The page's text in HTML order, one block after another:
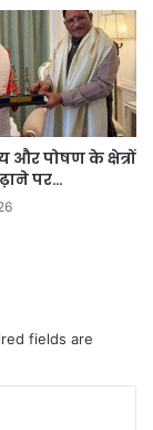
और पोषण के क्षेत्रों
पर…
fields are